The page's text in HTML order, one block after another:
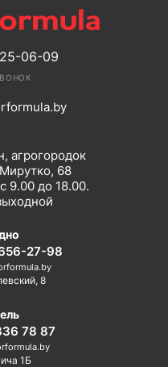
06-09
агрогородок
68
9.00 до 18.00.
27-98
8
78 87
1Б